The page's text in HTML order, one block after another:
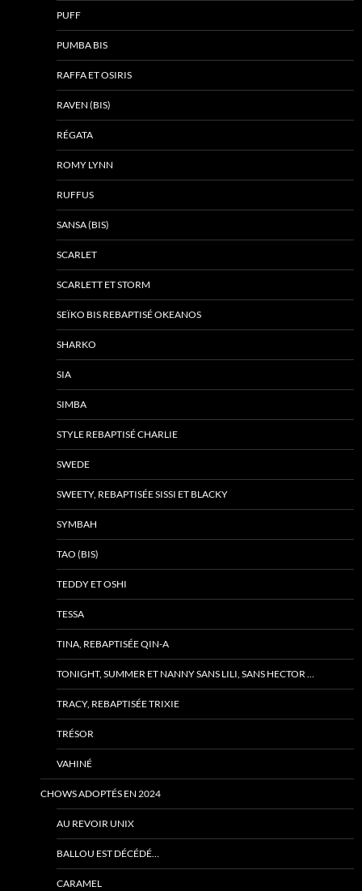
PUFF
PUMBA BIS
RAFFA ET OSIRIS
RAVEN (BIS)
RÉGATA
ROMY LYNN
RUFFUS
SANSA (BIS)
SCARLET
SCARLETT ET STORM
SEÏKO BIS REBAPTISÉ OKEANOS
SHARKO
SIA
SIMBA
STYLE REBAPTISÉ CHARLIE
SWEDE
SWEETY, REBAPTISÉE SISSI ET BLACKY
SYMBAH
TAO (BIS)
TEDDY ET OSHI
TESSA
TINA, REBAPTISÉE QIN-A
TONIGHT, SUMMER ET NANNY SANS LILI, SANS HECTOR …
TRACY, REBAPTISÉE TRIXIE
TRÉSOR
VAHINÉ
CHOWS ADOPTÉS EN 2024
AU REVOIR UNIX
BALLOU EST DÉCÉDÉ…
CARAMEL